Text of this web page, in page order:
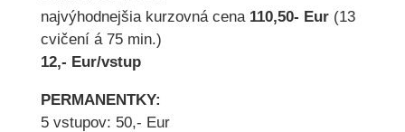
najvýhodnejšia kurzovná cena 110,50- Eur(13
cvičení á 75 min.)
12,- Eur/vstup
PERMANENTKY:
5 vstupov: 50,- Eur